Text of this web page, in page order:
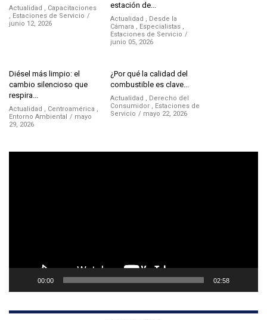
Actualidad , Capacitaciones
, Estaciones de Servicio
junio 12, 2026
estación de...
Actualidad , Desde la
Cámara , Especialistas ,
Estaciones de Servicio
junio 05, 2026
Diésel más limpio: el
cambio silencioso que
respira...
Actualidad , Centroamérica ,
Entorno Ambiental
mayo
29, 2026
¿Por qué la calidad del
combustible es clave...
Actualidad , Derecho del
Consumidor , Estaciones de
Servicio
mayo 22, 2026
00:00 02:58